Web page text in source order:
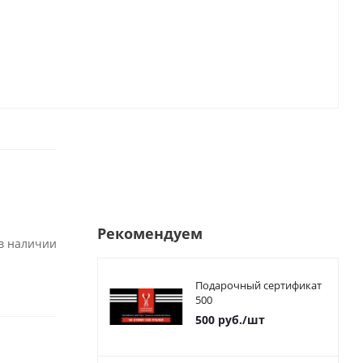
в наличии Рекомендуем
Подарочный сертификат
500
500руб./шт